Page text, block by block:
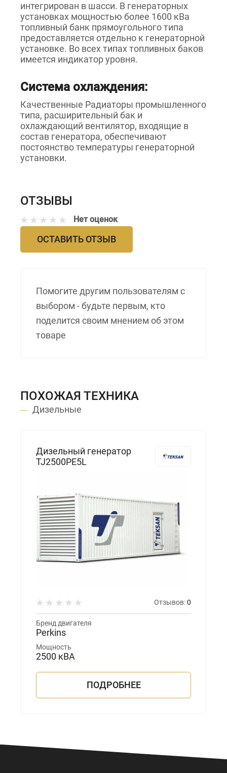
интегрирован в шасси. В генераторных
установках мощностью более 1600 кВа
топливный банк прямоугольного типа
предоставляется отдельно к генераторной
установке. Во всех типах топливных баков
имеется индикатор уровня.
Система охлаждения:
Качественные Радиаторы промышленного
типа, расширительный бак и
охлаждающий вентилятор, входящие в
состав генератора, обеспечивают
постоянство температуры генераторной
установки.
ОТЗЫВЫ
Нет оценок
ОСТАВИТЬ ОТЗЫВ
Помогите другим пользователям с
выбором - будьте первым, кто
поделится своим мнением об этом
товаре
ПОХОЖАЯ ТЕХНИКА
Дизельные
Дизельный генератор
TJ2500PE5L
Отзывов:0
Бренд двигателя
Perkins
Мощность
2500 кВА
ПОДРОБНЕЕ